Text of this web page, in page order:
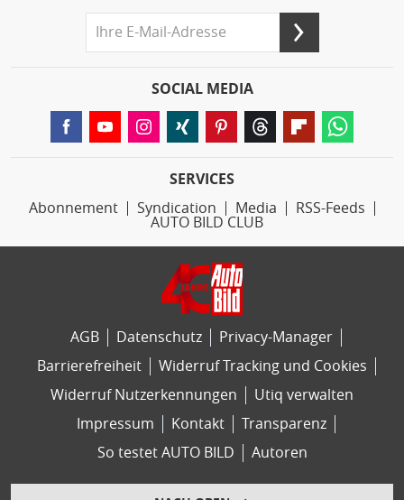
SOCIAL MEDIA
SERVICES
Abonnement
Syndication Media
RSS-Feeds
AUTO BILD CLUB
AGB Datenschutz
Privacy-Manager
Barrierefreiheit
Widerruf Tracking und Cookies
Widerruf Nutzerkennungen
Utiq verwalten
Impressum
Kontakt
Transparenz
So testet AUTO BILD
Autoren